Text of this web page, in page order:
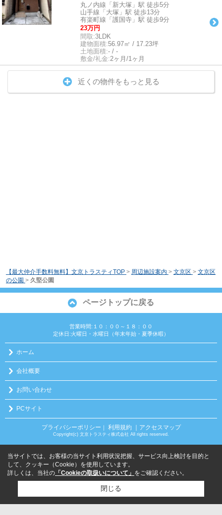
丸ノ内線「新大塚」駅 徒歩5分
山手線「大塚」駅 徒歩13分
有楽町線「護国寺」駅 徒歩9分
23万円
間取:3LDK
建物面積:56.97㎡ / 17.23坪
土地面積:- / -
敷金/礼金:2ヶ月/1ヶ月
近くの物件をもっと見る
【最大仲介手数料無料】文京トラスティTOP > 周辺施設案内 > 文京区 > 文京区
の公園 > 久堅公園
ページトップに戻る
営業時間:１０：００～１８：００
定休日:火曜日・水曜日（年末年始・夏季休暇）
ホーム
会社概要
お問い合わせ
PCサイト
プライバシーポリシー ｜ 利用規約 ｜アクセスマップ
Copyright(c) 文京トラスティ株式会社 All rights reserved.
当サイトでは、お客様の当サイト利用状況把握、サービス向上検討を目的と
して、クッキー（Cookie）を使用しています。
詳しくは、当社の 「Cookieの取扱いについて」 をご確認ください。
閉じる